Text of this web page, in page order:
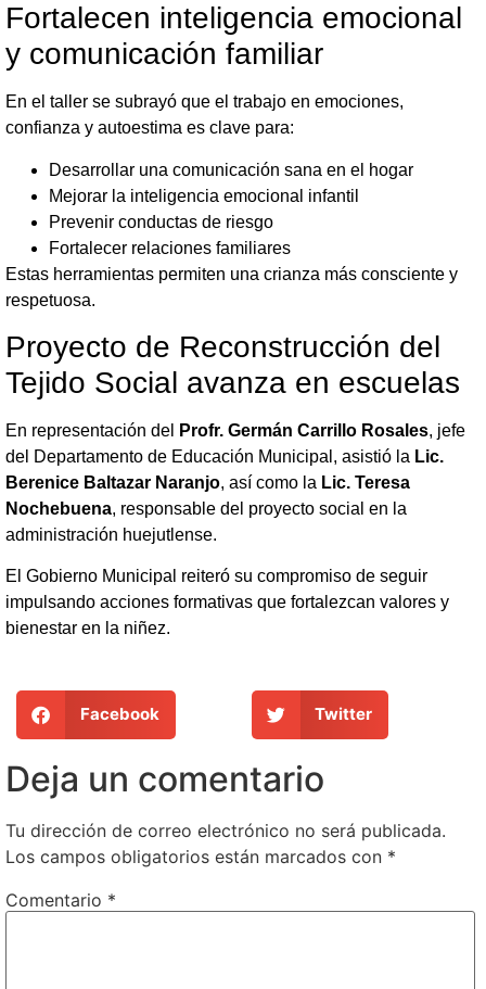
Fortalecen inteligencia emocional
y comunicación familiar
En el taller se subrayó que el trabajo en emociones,
confianza y autoestima es clave para:
Desarrollar una comunicación sana en el hogar
Mejorar la inteligencia emocional infantil
Prevenir conductas de riesgo
Fortalecer relaciones familiares
Estas herramientas permiten una crianza más consciente y
respetuosa.
Proyecto de Reconstrucción del
Tejido Social avanza en escuelas
En representación del Profr. Germán Carrillo Rosales, jefe
del Departamento de Educación Municipal, asistió la Lic.
Berenice Baltazar Naranjo, así como la Lic. Teresa
Nochebuena, responsable del proyecto social en la
administración huejutlense.
El Gobierno Municipal reiteró su compromiso de seguir
impulsando acciones formativas que fortalezcan valores y
bienestar en la niñez.
Facebook Twitter
Deja un comentario
Tu dirección de correo electrónico no será publicada.
Los campos obligatorios están marcados con *
Comentario *